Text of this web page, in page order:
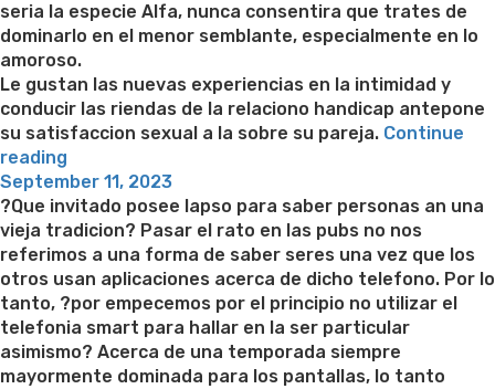
seri­a la especie Alfa, nunca consentira que trates de
dominarlo en el menor semblante, especialmente en lo
amoroso.
Le gustan las nuevas experiencias en la intimidad y
conducir las riendas de la relaciono handicap antepone
su satisfaccion sexual a la sobre su pareja. Continue
reading
consejos
sobre
igual
que
enamorar
a
un
varon
escorpio”
Posted
on
September 11, 2023
?Que invitado posee lapso para saber personas an una
vieja tradicion? Pasar el rato en las pubs no nos
referimos a una forma de saber seres una vez que los
otros usan aplicaciones acerca de dicho telefono. Por lo
tanto, ?por empecemos por el principio no utilizar el
telefonia smart para hallar en la ser particular
asimismo? Acerca de una temporada siempre
mayormente dominada para los pantallas, lo tanto